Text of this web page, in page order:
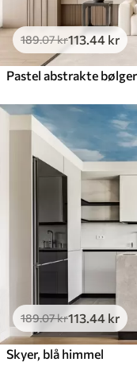
189.07kr113.44 kr
189.07kr113 .44 kr
Skyer, blå himmel